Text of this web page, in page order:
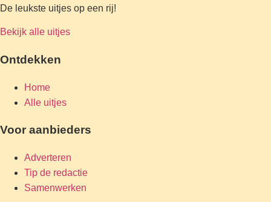
De leukste uitjes op een rij!
Bekijk alle uitjes
Ontdekken
Home
Alle uitjes
Voor aanbieders
Adverteren
Tip de redactie
Samenwerken